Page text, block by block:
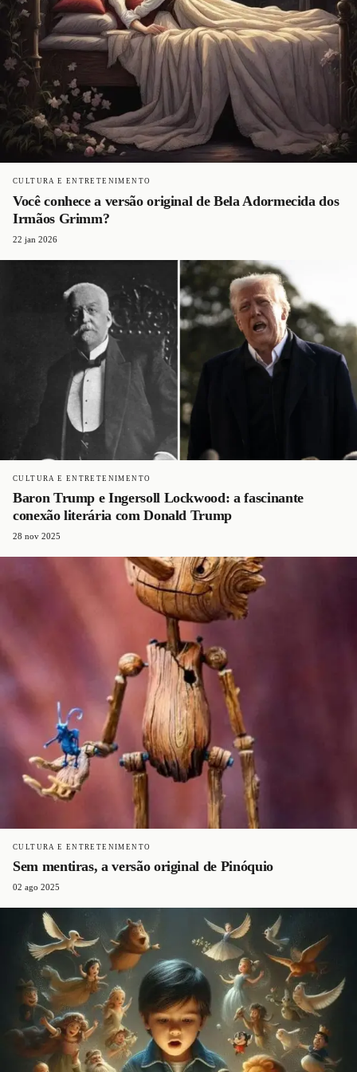
CULTURA E ENTRETENIMENTO
Você conhece a versão original de Bela Adormecida dos
Irmãos Grimm?
22 jan 2026
CULTURA E ENTRETENIMENTO
Baron Trump e Ingersoll Lockwood: a fascinante
conexão literária com Donald Trump
28 nov 2025
CULTURA E ENTRETENIMENTO
Sem mentiras, a versão original de Pinóquio
02 ago 2025